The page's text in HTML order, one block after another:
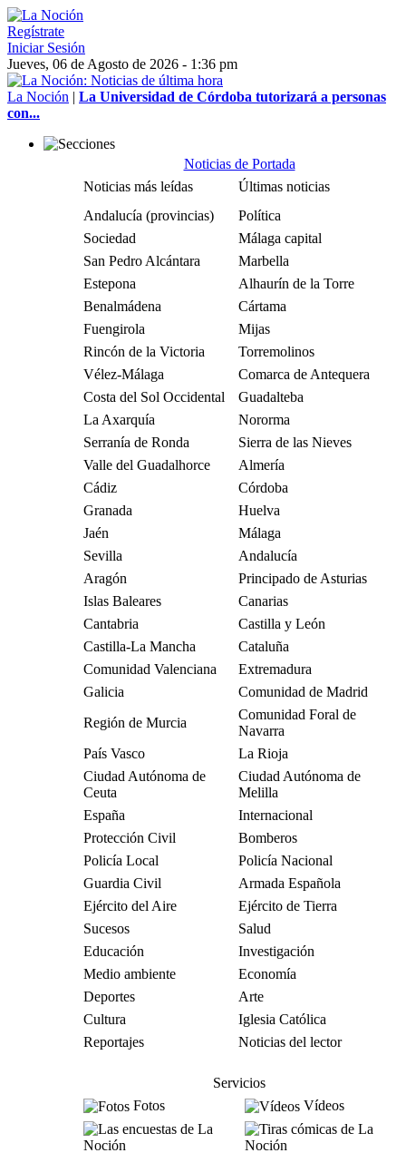
Regístrate
Iniciar Sesión
Jueves, 06 de Agosto de 2026 - 1:36 pm
La Noción | La Universidad de Córdoba tutorizará a personas
con...
Noticias de Portada
Noticias más leídas
Últimas noticias
Andalucía (provincias)
Política
Sociedad
Málaga capital
San Pedro Alcántara
Marbella
Estepona
Alhaurín de la Torre
Benalmádena
Cártama
Fuengirola
Mijas
Rincón de la Victoria
Torremolinos
Vélez-Málaga
Comarca de Antequera
Costa del Sol Occidental
Guadalteba
La Axarquía
Nororma
Serranía de Ronda
Sierra de las Nieves
Valle del Guadalhorce
Almería
Cádiz
Córdoba
Granada
Huelva
Jaén
Málaga
Sevilla
Andalucía
Aragón
Principado de Asturias
Islas Baleares
Canarias
Cantabria
Castilla y León
Castilla-La Mancha
Cataluña
Comunidad Valenciana
Extremadura
Galicia
Comunidad de Madrid
Región de Murcia
Comunidad Foral de
Navarra
País Vasco
La Rioja
Ciudad Autónoma de
Ceuta
Ciudad Autónoma de
Melilla
España
Internacional
Protección Civil
Bomberos
Policía Local
Policía Nacional
Guardia Civil
Armada Española
Ejército del Aire
Ejército de Tierra
Sucesos
Salud
Educación
Investigación
Medio ambiente
Economía
Deportes
Arte
Cultura
Iglesia Católica
Reportajes
Noticias del lector
Servicios
Fotos
Vídeos